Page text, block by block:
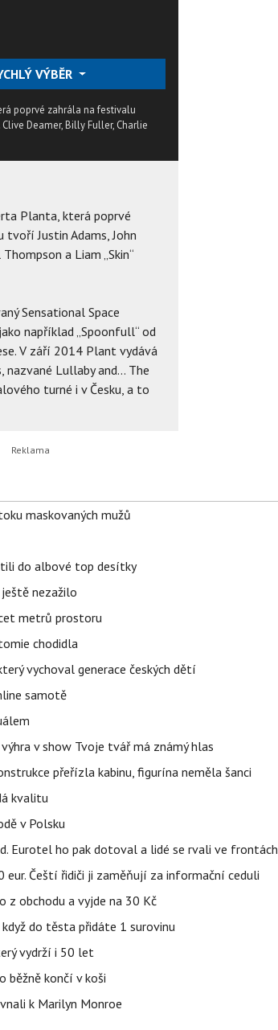
VÝBĚR
poprvé zahrála na festivalu
Deamer, Billy Fuller, Charlie
Planta, která poprvé
tvoří Justin Adams, John
a Liam „Skin“
Sensational Space
například „Spoonfull“ od
V září 2014 Plant vydává
Lullaby and... The
turné i v Česku, a to
maskovaných mužů
do albové top desítky
ještě nezažilo
metrů prostoru
chodidla
vychoval generace českých dětí
samotě
v show Tvoje tvář má známý hlas
přeřízla kabinu, figurína neměla šanci
kvalitu
v Polsku
Eurotel ho pak dotoval a lidé se rvali ve frontách
eur. Čeští řidiči ji zaměňují za informační ceduli
z obchodu a vyjde na 30 Kč
když do těsta přidáte 1 surovinu
vydrží i 50 let
běžně končí v koši
k Marilyn Monroe